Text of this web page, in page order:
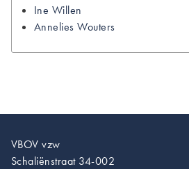
Ine Willen
Annelies Wouters
VBOV vzw
Schaliënstraat 34-002